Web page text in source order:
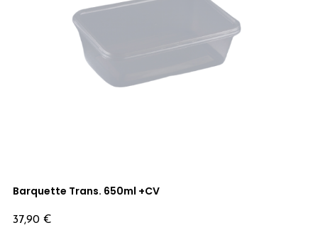
Barquette Trans. 650ml +CV
Prix
37,90 €